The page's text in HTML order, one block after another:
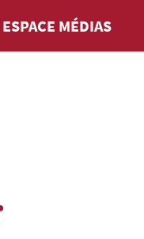
ESPACE MÉDIAS